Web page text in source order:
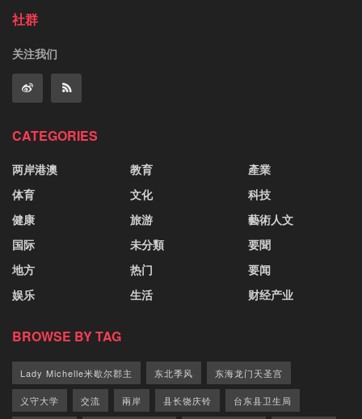
社群
关注我们
CATEGORIES
两岸港澳
体育
健康
国际
地方
娱乐
教育
文化
旅游
未分類
热门
生活
產業
科技
藝術人文
要聞
要闻
财经产业
BROWSE BY TAG
Lady Michelle米歇尔郡主 东北季风 东海龙门天圣宫
义守大学 交流 兩岸 县长饶庆铃 台东县卫生局